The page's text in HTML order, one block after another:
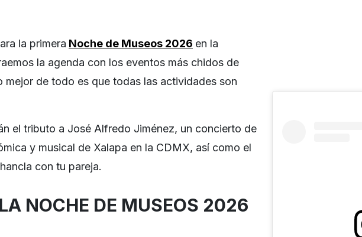
la primera Noche de Museos 2026 en la
la agenda con los eventos más chidos de
mejor de todo es que todas las actividades son
el tributo a José Alfredo Jiménez, un concierto de
y musical de Xalapa en la CDMX, así como el
con tu pareja.
NOCHE DE MUSEOS 2026